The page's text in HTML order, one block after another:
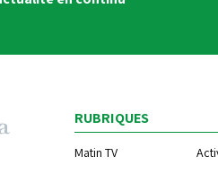
RUBRIQUES
Matin TV